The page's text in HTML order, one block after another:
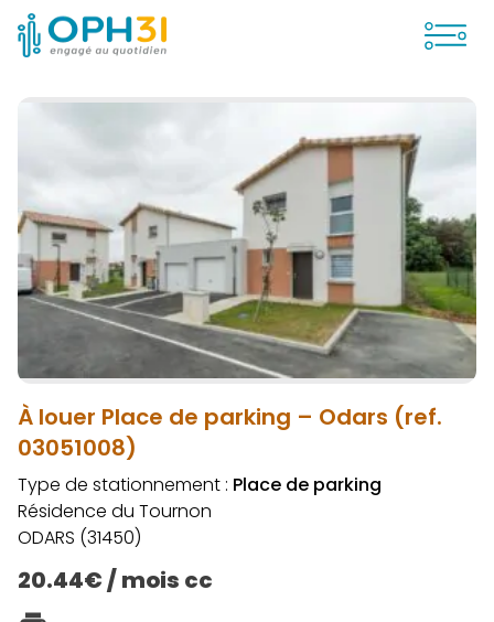
À louer Place de parking – Odars (ref.
03051008)
Type de stationnement : Place de parking
Résidence du Tournon
ODARS (31450)
20.44€ / mois cc